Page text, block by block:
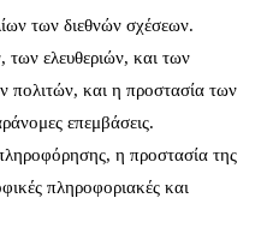
των διεθνών σχέσεων.
ελευθεριών, και των
και η προστασία των
επεμβάσεις.
η προστασία της
πληροφοριακές και